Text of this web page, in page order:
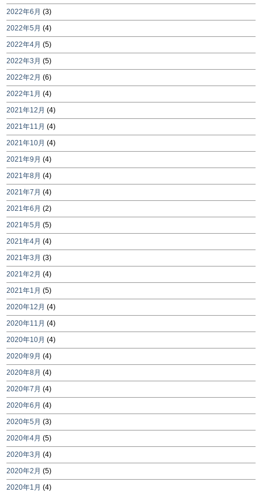
2022年6月 (3)
2022年5月 (4)
2022年4月 (5)
2022年3月 (5)
2022年2月 (6)
2022年1月 (4)
2021年12月 (4)
2021年11月 (4)
2021年10月 (4)
2021年9月 (4)
2021年8月 (4)
2021年7月 (4)
2021年6月 (2)
2021年5月 (5)
2021年4月 (4)
2021年3月 (3)
2021年2月 (4)
2021年1月 (5)
2020年12月 (4)
2020年11月 (4)
2020年10月 (4)
2020年9月 (4)
2020年8月 (4)
2020年7月 (4)
2020年6月 (4)
2020年5月 (3)
2020年4月 (5)
2020年3月 (4)
2020年2月 (5)
2020年1月 (4)